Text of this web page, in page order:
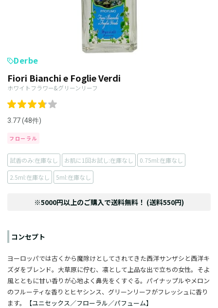
Derbe
Fiori Bianchi e Foglie Verdi
ホワイトフラワー&グリーンリーフ
3.77 (48件)
フローラル
試香のみ:在庫なし お肌に1回お試し:在庫なし 0.75ml:在庫なし
2.5ml:在庫なし 5ml:在庫なし
※5000円以上のご購入で送料無料！ (送料550円)
コンセプト
ヨーロッパでは古くから魔除けとしてされてきた西洋サンザシと西洋キ
ズダをブレンド。大草原に佇む、凛として上品な出で立ちの女性。そよ
風とともに甘い香りが心地よく鼻先をくすぐる。パイナップルやメロン
のフルーティな香りとヒヤシンス、グリーンリーフがフレッシュに香り
ます。
【ユニセックス／フローラル／パフューム】